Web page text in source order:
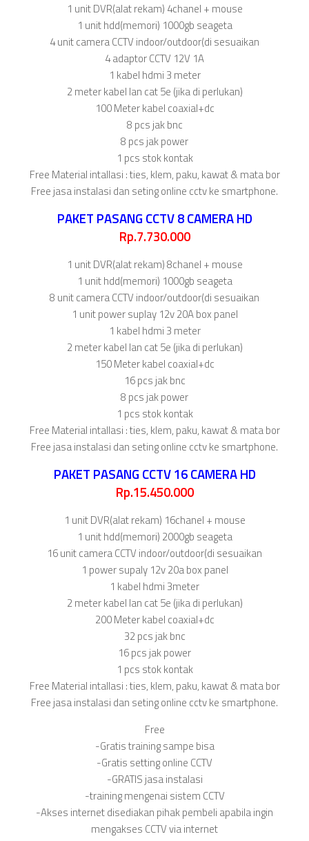
1 unit DVR(alat rekam) 4chanel + mouse
1 unit hdd(memori) 1000gb seageta
4 unit camera CCTV indoor/outdoor(di sesuaikan
4 adaptor CCTV 12V 1A
1 kabel hdmi 3 meter
2 meter kabel lan cat 5e (jika di perlukan)
100 Meter kabel coaxial+dc
8 pcs jak bnc
8 pcs jak power
1 pcs stok kontak
Free Material intallasi : ties, klem, paku, kawat & mata bor
Free jasa instalasi dan seting online cctv ke smartphone.
PAKET PASANG CCTV 8 CAMERA HD
Rp.7.730.000
1 unit DVR(alat rekam) 8chanel + mouse
1 unit hdd(memori) 1000gb seageta
8 unit camera CCTV indoor/outdoor(di sesuaikan
1 unit power suplay 12v 20A box panel
1 kabel hdmi 3 meter
2 meter kabel lan cat 5e (jika di perlukan)
150 Meter kabel coaxial+dc
16 pcs jak bnc
8 pcs jak power
1 pcs stok kontak
Free Material intallasi : ties, klem, paku, kawat & mata bor
Free jasa instalasi dan seting online cctv ke smartphone.
PAKET PASANG CCTV 16 CAMERA HD
Rp.15.450.000
1 unit DVR(alat rekam) 16chanel + mouse
1 unit hdd(memori) 2000gb seageta
16 unit camera CCTV indoor/outdoor(di sesuaikan
1 power supaly 12v 20a box panel
1 kabel hdmi 3meter
2 meter kabel lan cat 5e (jika di perlukan)
200 Meter kabel coaxial+dc
32 pcs jak bnc
16 pcs jak power
1 pcs stok kontak
Free Material intallasi : ties, klem, paku, kawat & mata bor
Free jasa instalasi dan seting online cctv ke smartphone.
Free
-Gratis training sampe bisa
-Gratis setting online CCTV
-GRATIS jasa instalasi
-training mengenai sistem CCTV
-Akses internet disediakan pihak pembeli apabila ingin
mengakses CCTV via internet